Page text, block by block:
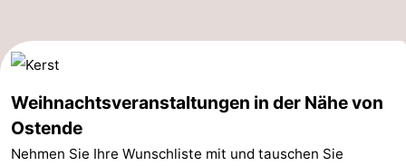
Zwin
Heist
Zeebrugge
-
Blankenberge
-
Wenduine
-
Weihnachtsveranstaltungen in der Nähe von
Ostende
Nehmen Sie Ihre Wunschliste mit und tauschen Sie